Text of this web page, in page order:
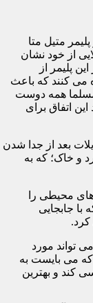
متیل متا
از خود نشان
پلیمر از
می کنند که باعث
همه دوست
اتفاق برای
بعد از جدا شدن
و خاک؛ که به
محیطی را
جابجایی
کرد.
تواند مورد
می بایست به
کند و بهترین